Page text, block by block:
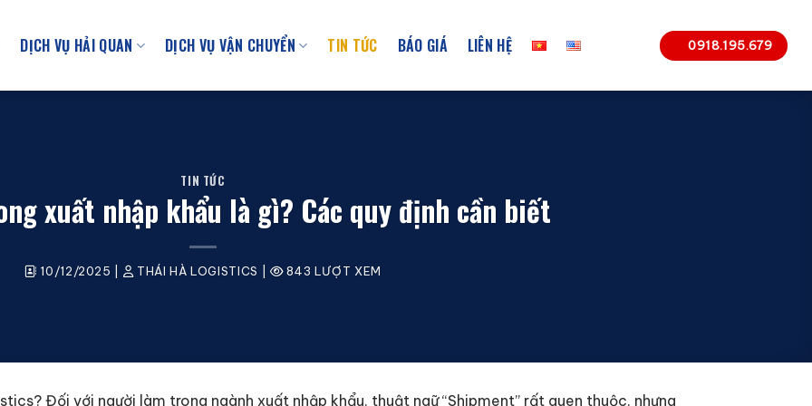
DỊCH VỤ HẢI QUAN DỊCH VỤ VẬN CHUYỂN TIN TỨC BÁO GIÁ LIÊN HỆ 0918.195.679
TIN TỨC
xuất nhập khẩu là gì? Các quy định cần biết
10/12/2025 THÁI HÀ LOGISTICS 843 LƯỢT XEM
Đối với người làm trong ngành xuất nhập khẩu, thuật ngữ “Shipment” rất quen thuộc, nhưng